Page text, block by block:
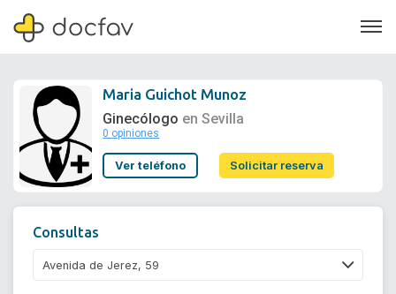
Soporte
Maria Guichot Munoz
Ginecólogo en Sevilla
0 opiniones
Ver teléfono Solicitar reserva
Consultas